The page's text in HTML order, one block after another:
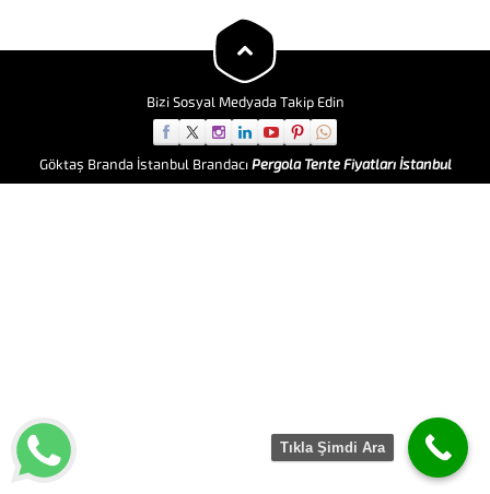
tenteler genellikle dekor amaçlı
kullanıldığı gibi, koruma
Bizi Sosyal Medyada Takip Edin
Göktaş Branda İstanbul Brandacı Pergola Tente Fiyatları İstanbul
Tıkla Şimdi Ara